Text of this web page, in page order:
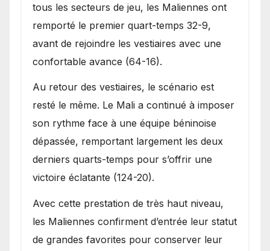
tous les secteurs de jeu, les Maliennes ont
remporté le premier quart-temps 32-9,
avant de rejoindre les vestiaires avec une
confortable avance (64-16).
Au retour des vestiaires, le scénario est
resté le même. Le Mali a continué à imposer
son rythme face à une équipe béninoise
dépassée, remportant largement les deux
derniers quarts-temps pour s’offrir une
victoire éclatante (124-20).
Avec cette prestation de très haut niveau,
les Maliennes confirment d’entrée leur statut
de grandes favorites pour conserver leur